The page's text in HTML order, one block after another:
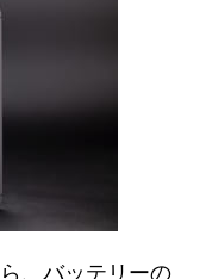
、バッテリーの